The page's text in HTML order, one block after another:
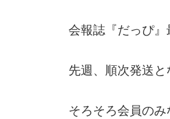
会報誌『だっぴ』
先週、順次発送と
そろそろ会員のみ